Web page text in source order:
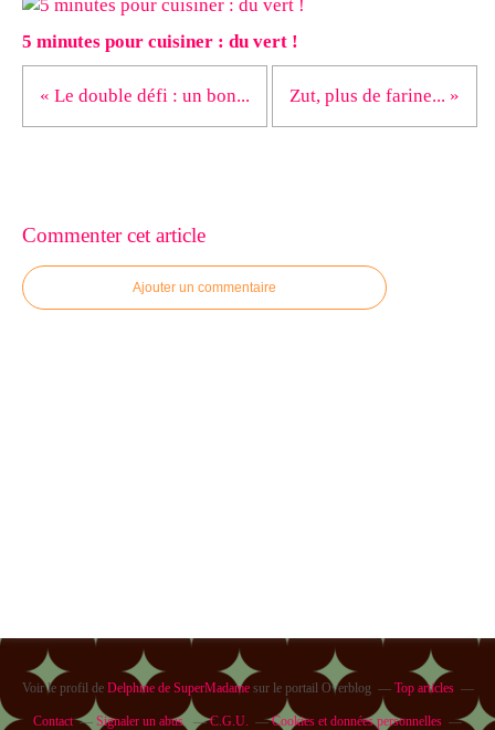
5 minutes pour cuisiner : du vert !
« Le double défi : un bon... Zut, plus de farine... »
Commenter cet article
Ajouter un commentaire
Voir le profil de Delphine de SuperMadamesur le portail Overblog Top articles
Contact Signaler un abus C.G.U. Cookies et données personnelles